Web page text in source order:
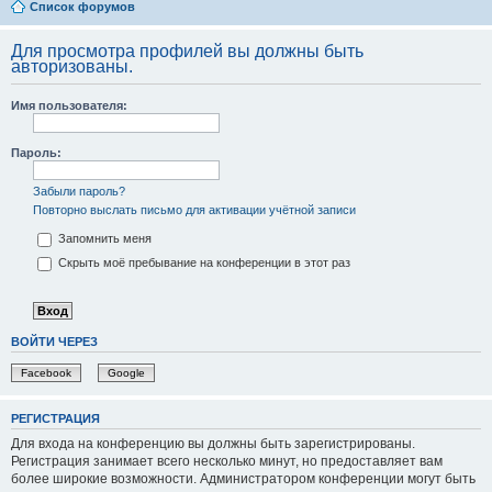
Список форумов
Для просмотра профилей вы должны быть
авторизованы.
Имя пользователя:
Пароль:
Забыли пароль?
Повторно выслать письмо для активации учётной записи
Запомнить меня
Скрыть моё пребывание на конференции в этот раз
ВОЙТИ ЧЕРЕЗ
Facebook Google
РЕГИСТРАЦИЯ
Для входа на конференцию вы должны быть зарегистрированы.
Регистрация занимает всего несколько минут, но предоставляет вам
более широкие возможности. Администратором конференции могут быть